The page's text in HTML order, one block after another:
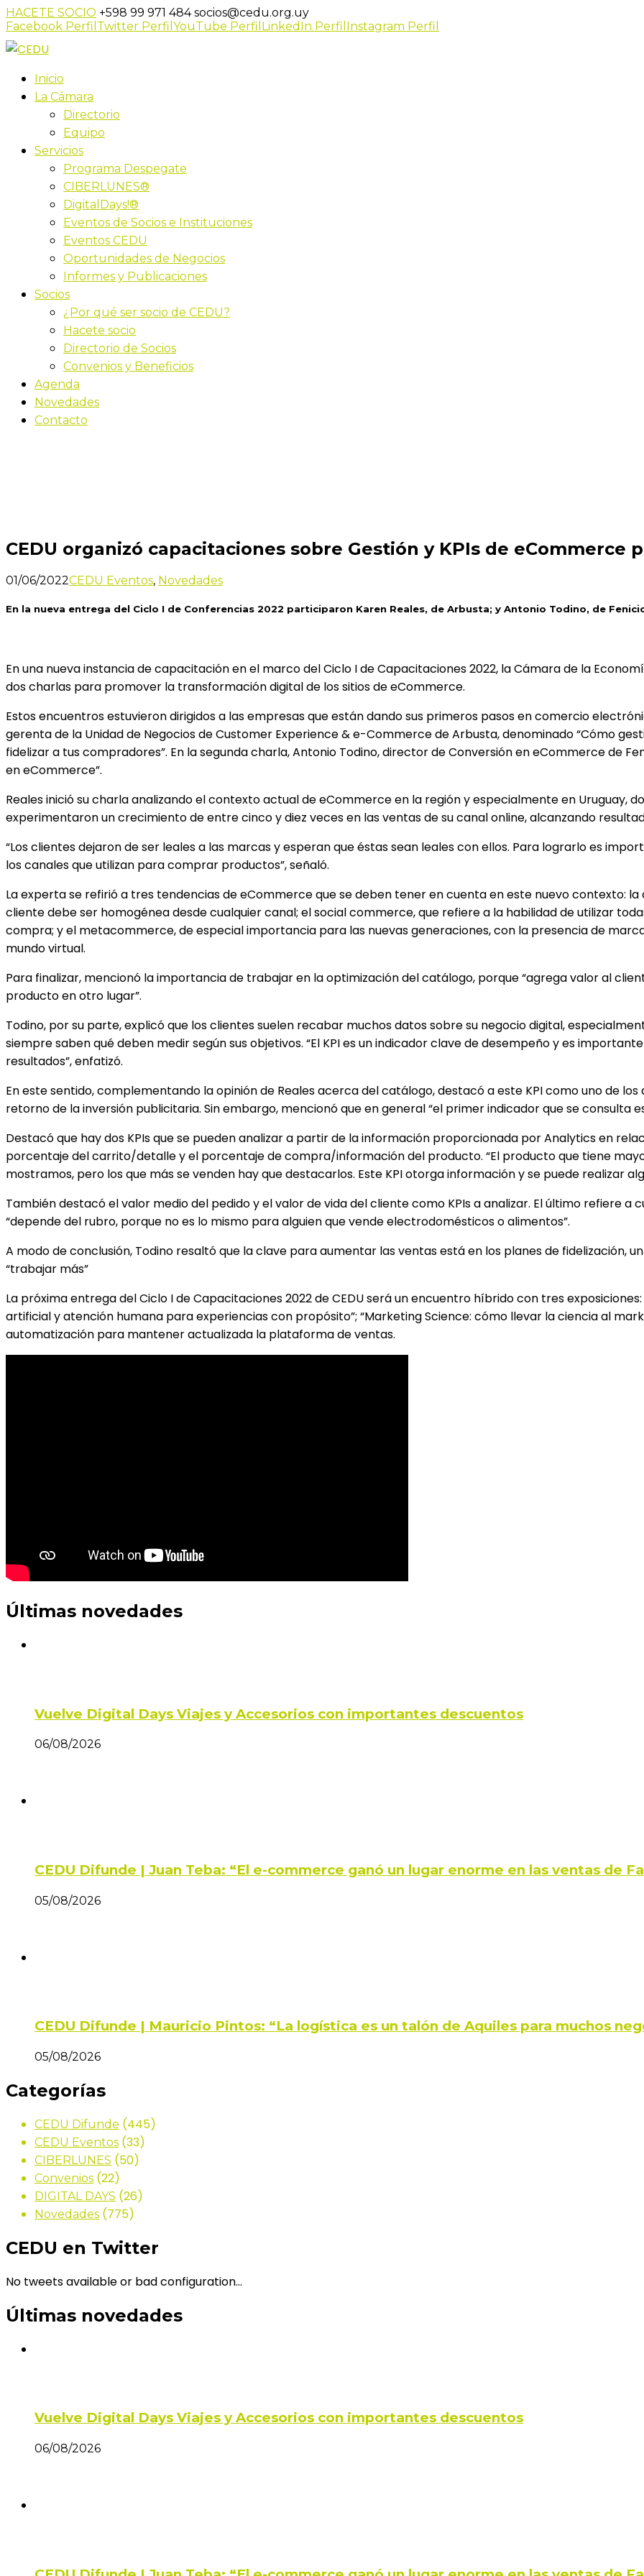
HACETE SOCIO +598 99 971 484socios@cedu.org.uy
Facebook Perfil Twitter Perfil YouTube Perfil LinkedIn Perfil Instagram Perfil
Inicio
La Cámara
Directorio
Equipo
Servicios
Programa Despegate
CIBERLUNES®
DigitalDays!®
Eventos de Socios e Instituciones
Eventos CEDU
Oportunidades de Negocios
Informes y Publicaciones
Socios
¿Por qué ser socio de CEDU?
Hacete socio
Directorio de Socios
Convenios y Beneficios
Agenda
Novedades
Contacto
CEDU organizó capacitaciones sobre Gestión y KPIs de eCommerce
01/06/2022CEDU Eventos, Novedades
En la nueva entrega del Ciclo I de Conferencias 2022 participaron Karen Reales, de Arbusta; y Antonio Todino, de
En una nueva instancia de capacitación en el marco del Ciclo I de Capacitaciones 2022, la Cámara de la
dos charlas para promover la transformación digital de los sitios de eCommerce.
Estos encuentros estuvieron dirigidos a las empresas que están dando sus primeros pasos en comercio
gerenta de la Unidad de Negocios de Customer Experience & e-Commerce de Arbusta, denominado “Cómo
fidelizar a tus compradores”. En la segunda charla, Antonio Todino, director de Conversión en eCommerce de
en eCommerce”.
Reales inició su charla analizando el contexto actual de eCommerce en la región y especialmente en Uruguay,
experimentaron un crecimiento de entre cinco y diez veces en las ventas de su canal online, alcanzando
“Los clientes dejaron de ser leales a las marcas y esperan que éstas sean leales con ellos. Para lograrlo es
los canales que utilizan para comprar productos”, señaló.
La experta se refirió a tres tendencias de eCommerce que se deben tener en cuenta en este nuevo contexto:
cliente debe ser homogénea desde cualquier canal; el social commerce, que refiere a la habilidad de utilizar
compra; y el metacommerce, de especial importancia para las nuevas generaciones, con la presencia de
mundo virtual.
Para finalizar, mencionó la importancia de trabajar en la optimización del catálogo, porque “agrega valor al
producto en otro lugar”.
Todino, por su parte, explicó que los clientes suelen recabar muchos datos sobre su negocio digital,
siempre saben qué deben medir según sus objetivos. “El KPI es un indicador clave de desempeño y es
resultados”, enfatizó.
En este sentido, complementando la opinión de Reales acerca del catálogo, destacó a este KPI como uno de los
retorno de la inversión publicitaria. Sin embargo, mencionó que en general “el primer indicador que se consulta
Destacó que hay dos KPIs que se pueden analizar a partir de la información proporcionada por Analytics en
porcentaje del carrito/detalle y el porcentaje de compra/información del producto. “El producto que tiene
mostramos, pero los que más se venden hay que destacarlos. Este KPI otorga información y se puede realizar
También destacó el valor medio del pedido y el valor de vida del cliente como KPIs a analizar. El último refiere
“depende del rubro, porque no es lo mismo para alguien que vende electrodomésticos o alimentos”.
A modo de conclusión, Todino resaltó que la clave para aumentar las ventas está en los planes de fidelización,
“trabajar más”
La próxima entrega del Ciclo I de Capacitaciones 2022 de CEDU será un encuentro híbrido con tres
artificial y atención humana para experiencias con propósito”; “Marketing Science: cómo llevar la ciencia al
automatización para mantener actualizada la plataforma de ventas.
Últimas novedades
Vuelve Digital Days Viajes y Accesorios con importantes descuentos
06/08/2026
CEDU Difunde | Juan Teba: “El e-commerce ganó un lugar enorme en las ventas de
05/08/2026
CEDU Difunde | Mauricio Pintos: “La logística es un talón de Aquiles para muchos
05/08/2026
Categorías
CEDU Difunde (445)
CEDU Eventos (33)
CIBERLUNES (50)
Convenios (22)
DIGITAL DAYS (26)
Novedades (775)
CEDU en Twitter
No tweets available or bad configuration...
Últimas novedades
Vuelve Digital Days Viajes y Accesorios con importantes descuentos
06/08/2026